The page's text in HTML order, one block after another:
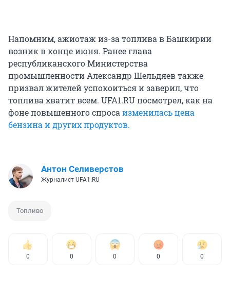
Напомним, ажиотаж из-за топлива в Башкирии
возник в конце июня. Ранее глава
республиканского Министерства
промышленности Александр Шельдяев также
призвал жителей успокоиться и заверил, что
топлива хватит всем. UFA1.RU посмотрел, как на
фоне повышенного спроса изменилась цена
бензина и других продуктов.
Антон Селиверстов
Журналист UFA1.RU
Топливо
0 0 0 0 0